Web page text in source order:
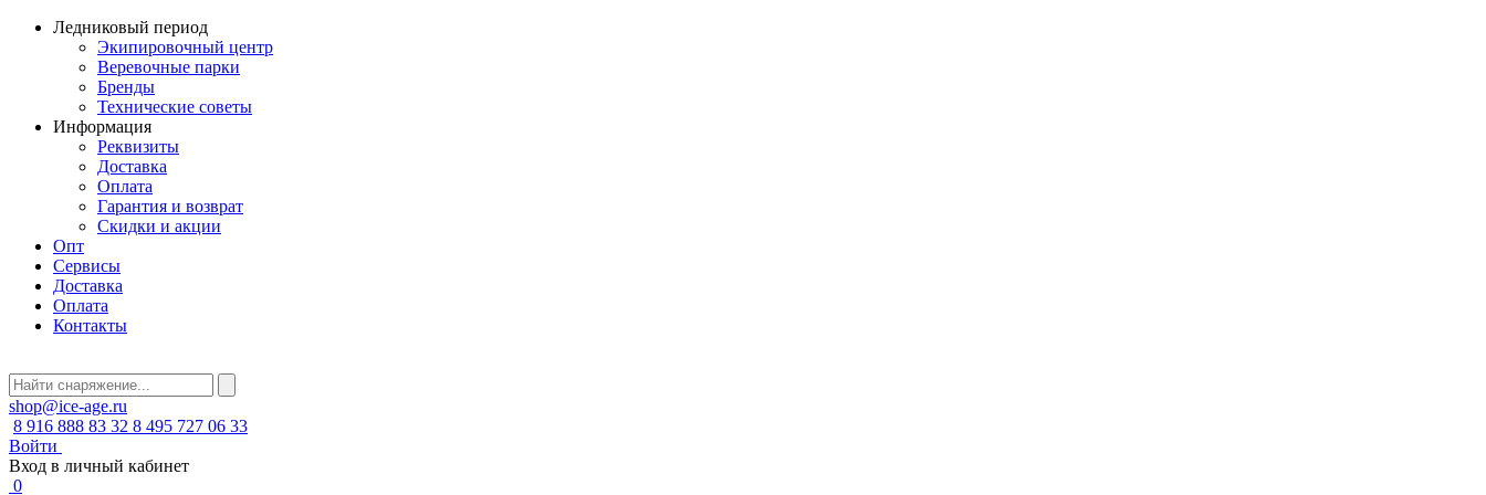
Ледниковый период
Экипировочный центр
Веревочные парки
Бренды
Технические советы
Информация
Реквизиты
Доставка
Оплата
Гарантия и возврат
Скидки и акции
Опт
Сервисы
Доставка
Оплата
Контакты
shop@ice-age.ru
8 916 888 83 32 8 495 727 06 33
Войти
Вход в личный кабинет
0